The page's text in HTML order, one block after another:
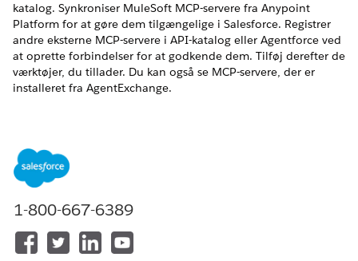
katalog. Synkroniser MuleSoft MCP-servere fra Anypoint
Platform for at gøre dem tilgængelige i Salesforce. Registrer
andre eksterne MCP-servere i API-katalog eller Agentforce ved
at oprette forbindelser for at godkende dem. Tilføj derefter de
værktøjer, du tillader. Du kan også se MCP-servere, der er
installeret fra AgentExchange.
Tilgængelig i: Lightning Experience
Tilgængelig i:
Opdag MuleSoft MCP-servere, der kan bruges i Agentforce.
1-800-667-6389